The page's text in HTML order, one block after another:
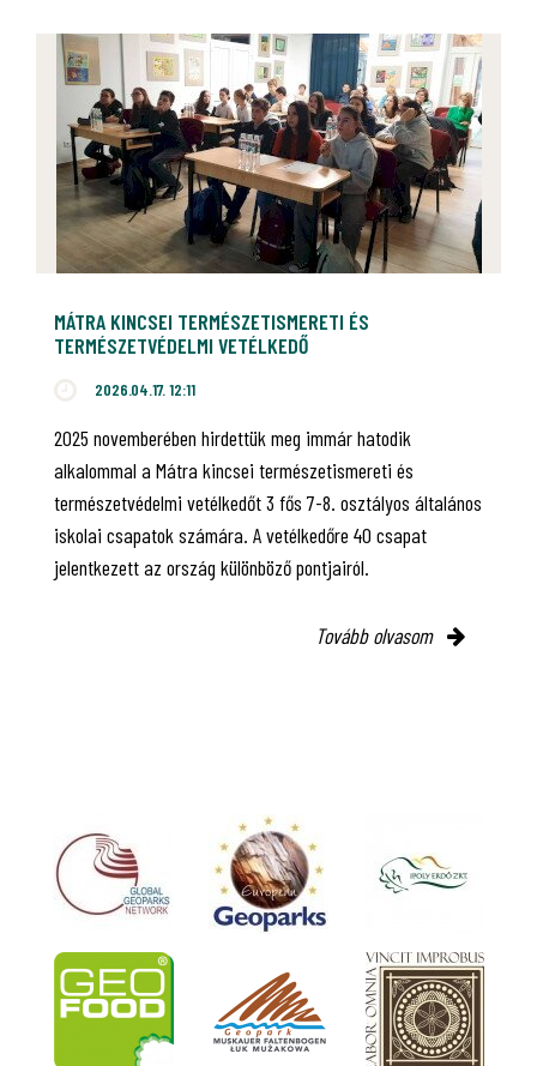
MÁTRA KINCSEI TERMÉSZETISMERETI ÉS
TERMÉSZETVÉDELMI VETÉLKEDŐ
2026.04.17. 12:11
2025 novemberében hirdettük meg immár hatodik
alkalommal a Mátra kincsei természetismereti és
természetvédelmi vetélkedőt 3 fős 7-8. osztályos általános
iskolai csapatok számára. A vetélkedőre 40 csapat
jelentkezett az ország különböző pontjairól.
Tovább olvasom